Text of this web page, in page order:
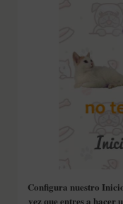
Configura nuestro
vez que entres a hacer